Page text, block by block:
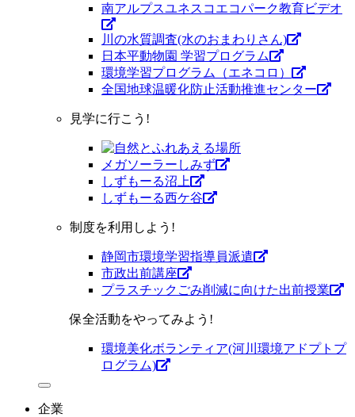
南アルプスユネスコエコパーク教育ビデオ
川の水質調査(水のおまわりさん)
日本平動物園 学習プログラム
環境学習プログラム（エネコロ）
全国地球温暖化防止活動推進センター
見学に行こう!
メガソーラーしみず
しずもーる沼上
しずもーる⻄ケ谷
制度を利用しよう!
静岡市環境学習指導員派遣
市政出前講座
プラスチックごみ削減に向けた出前授業
保全活動をやってみよう!
環境美化ボランティア(河川環境アドプトプ
ログラム)
企業